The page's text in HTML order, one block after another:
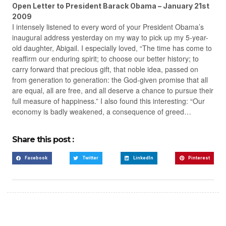
Open Letter to President Barack Obama – January 21st
2009
I intensely listened to every word of your President Obama’s
inaugural address yesterday on my way to pick up my 5-year-
old daughter, Abigail. I especially loved, “The time has come to
reaffirm our enduring spirit; to choose our better history; to
carry forward that precious gift, that noble idea, passed on
from generation to generation: the God-given promise that all
are equal, all are free, and all deserve a chance to pursue their
full measure of happiness.” I also found this interesting: “Our
economy is badly weakened, a consequence of greed…
Share this post :
Facebook Twitter LinkedIn Pinterest